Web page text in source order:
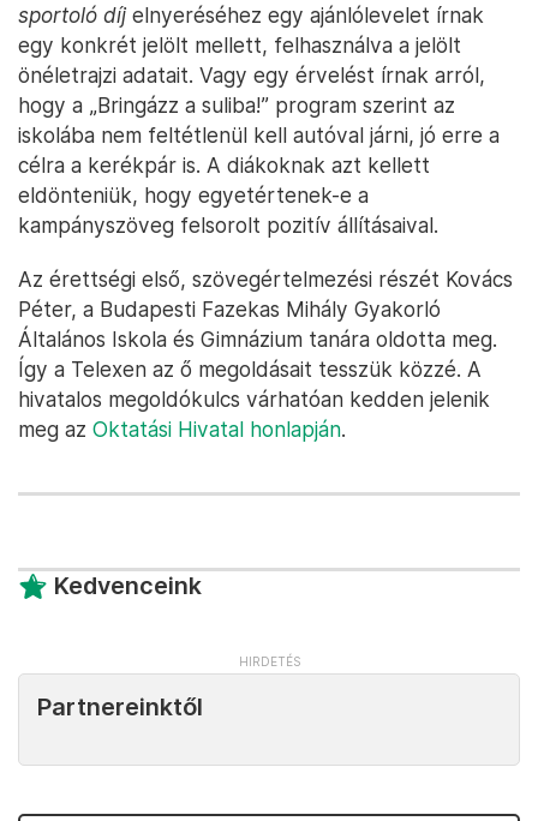
sportoló díj elnyeréséhez egy ajánlólevelet írnak
egy konkrét jelölt mellett, felhasználva a jelölt
önéletrajzi adatait. Vagy egy érvelést írnak arról,
hogy a „Bringázz a suliba!” program szerint az
iskolába nem feltétlenül kell autóval járni, jó erre a
célra a kerékpár is. A diákoknak azt kellett
eldönteniük, hogy egyetértenek-e a
kampányszöveg felsorolt pozitív állításaival.
Az érettségi első, szövegértelmezési részét Kovács
Péter, a Budapesti Fazekas Mihály Gyakorló
Általános Iskola és Gimnázium tanára oldotta meg.
Így a Telexen az ő megoldásait tesszük közzé. A
hivatalos megoldókulcs várhatóan kedden jelenik
meg az Oktatási Hivatal honlapján.
Kedvenceink
Partnereinktől